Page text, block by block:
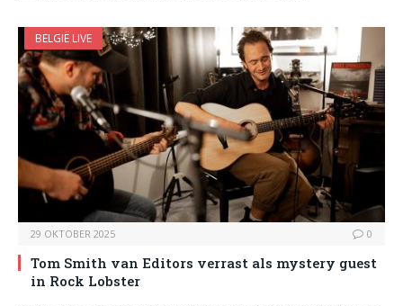
BELGIË LIVE
29 OKTOBER 2025 0
Tom Smith van Editors verrast als mystery guest
in Rock Lobster